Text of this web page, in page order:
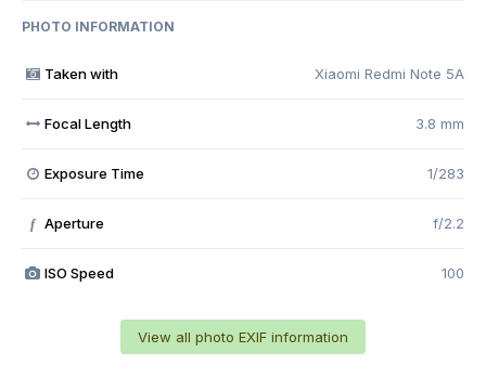
PHOTO INFORMATION
Taken with Xiaomi Redmi Note 5A
Focal Length 3.8 mm
Exposure Time 1/283
f Aperture f/2.2
ISO Speed 100
View all photo EXIF information